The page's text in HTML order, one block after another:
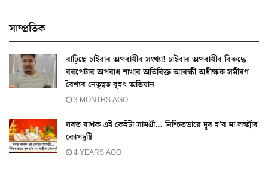
সাম্প্ৰতিক
বাঢ়িছে চাইবাৰ অপৰাধীৰ সংখ্যা! চাইবাৰ অপৰাধীৰ বিৰুদ্ধে
বৰপেটাৰ অপৰাধ শাখাৰ অতিৰিক্ত আৰক্ষী অধীক্ষক সমীৰণ
বৈশ্যৰ নেতৃত্বত বৃহৎ অভিযান
3 MONTHS AGO
ঘৰত ৰাখক এই কেইটা সামগ্ৰী… নিশ্চিতভাৱে দূৰ হ’ব মা লক্ষ্মীৰ
কোপদৃষ্টি
4 YEARS AGO